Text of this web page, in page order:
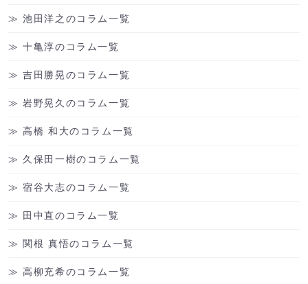
池田洋之のコラム一覧
十亀淳のコラム一覧
吉田勝晃のコラム一覧
岩野晃久のコラム一覧
高橋 和大のコラム一覧
久保田一樹のコラム一覧
宿谷大志のコラム一覧
田中直のコラム一覧
関根 真悟のコラム一覧
高柳充希のコラム一覧